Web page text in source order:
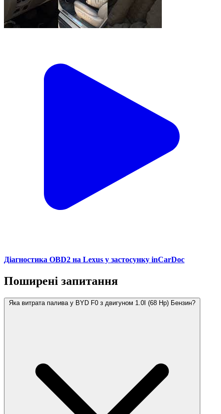
Діагностика OBD2 на Lexus у застосунку inCarDoc
Поширені запитання
Яка витрата палива у BYD F0 з двигуном 1.0I (68 Hp) Бензин?